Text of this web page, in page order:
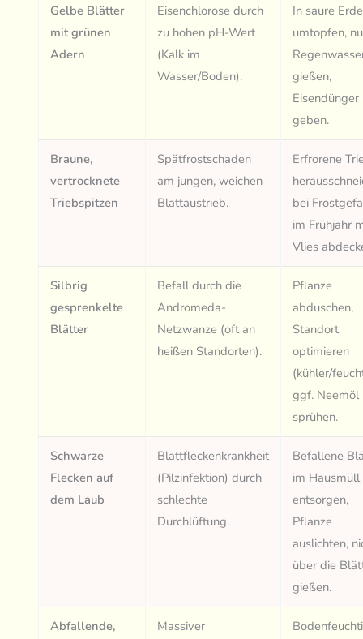
Gelbe Blätter
mit grünen
Adern
Eisenchlorose durch
zu hohen pH-Wert
(Kalk im
Wasser/Boden).
In saure Erde
umtopfen,
gießen,
Eisendünger
geben.
Braune,
vertrocknete
Triebspitzen
Spätfrostschaden
am jungen, weichen
Blattaustrieb.
Erfrorene
bei
im Frühjahr
Vlies
Silbrig
gesprenkelte
Blätter
Befall durch die
Andromeda-
Netzwanze (oft an
heißen Standorten).
Pflanze
abduschen,
Standort
optimieren
(kühler/
ggf. Neemöl
sprühen.
Schwarze
Flecken auf
dem Laub
Blattfleckenkrankheit
(Pilzinfektion) durch
schlechte
Durchlüftung.
Befallene
im Hausmüll
entsorgen,
Pflanze
auslichten,
über die
gießen.
Abfallende,
Massiver